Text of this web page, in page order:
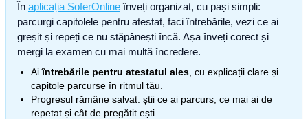
În aplicația SoferOnline înveți organizat, cu pași simpli:
parcurgi capitolele pentru atestat, faci întrebările, vezi ce ai
greșit și repeți ce nu stăpânești încă. Așa înveți corect și
mergi la examen cu mai multă încredere.
Aiîntrebările pentru atestatul ales , cu explicații clare și
capitole parcurse în ritmul tău.
Progresul rămâne salvat: știi ce ai parcurs, ce mai ai de
repetat și cât de pregătit ești.